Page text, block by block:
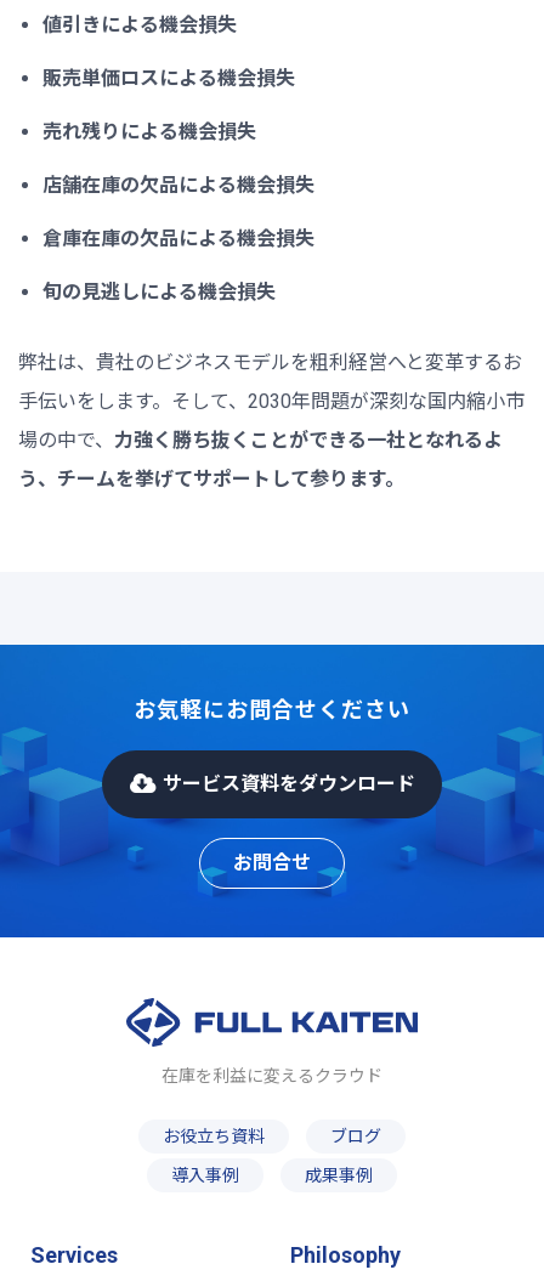
値引きによる機会損失
販売単価ロスによる機会損失
売れ残りによる機会損失
店舗在庫の欠品による機会損失
倉庫在庫の欠品による機会損失
旬の見逃しによる機会損失
弊社は、貴社のビジネスモデルを粗利経営へと変革するお
手伝いをします。そして、2030年問題が深刻な国内縮小市
場の中で、 力強く勝ち抜くことができる一社となれるよ
う、チームを挙げてサポートして参ります。
お気軽にお問合せください
サービス資料をダウンロード
お問合せ
在庫を利益に変えるクラウド
お役立ち資料
ブログ
導入事例
成果事例
Services Philosophy